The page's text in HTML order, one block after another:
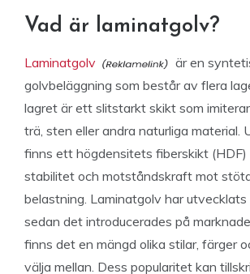
Vad är laminatgolv?
Laminatgolv
är en
golvbeläggning som består av flera
lagret är ett slitstarkt skikt som
trä, sten eller andra naturliga material.
finns ett högdensitets fiberskikt
stabilitet och motståndskraft mot
belastning. Laminatgolv har
sedan det introducerades på
finns det en mängd olika stilar, färger
välja mellan. Dess popularitet kan